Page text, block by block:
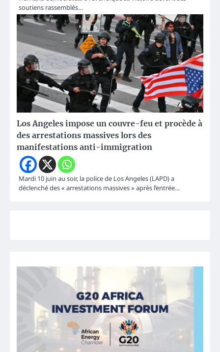
soutiens rassemblés…
Los Angeles impose un couvre-feu et procède à
des arrestations massives lors des
manifestations anti-immigration
Mardi 10 juin au soir, la police de Los Angeles (LAPD) a
déclenché des « arrestations massives » après l’entrée…